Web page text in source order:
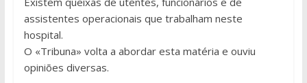
assistentes operacionais que trabalham neste
hospital.
O «Tribuna» volta a abordar esta matéria e ouviu
opiniões diversas.